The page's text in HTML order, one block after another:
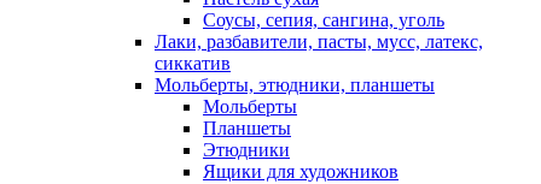
Соусы, сепия, сангина, уголь
Лаки, разбавители, пасты, мусс, латекс,
сиккатив
Мольберты, этюдники, планшеты
Мольберты
Планшеты
Этюдники
Ящики для художников